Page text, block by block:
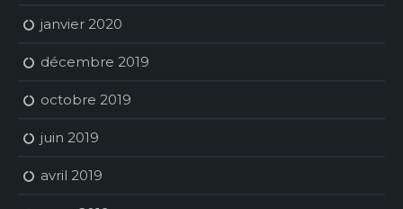
janvier 2020
décembre 2019
octobre 2019
juin 2019
avril 2019